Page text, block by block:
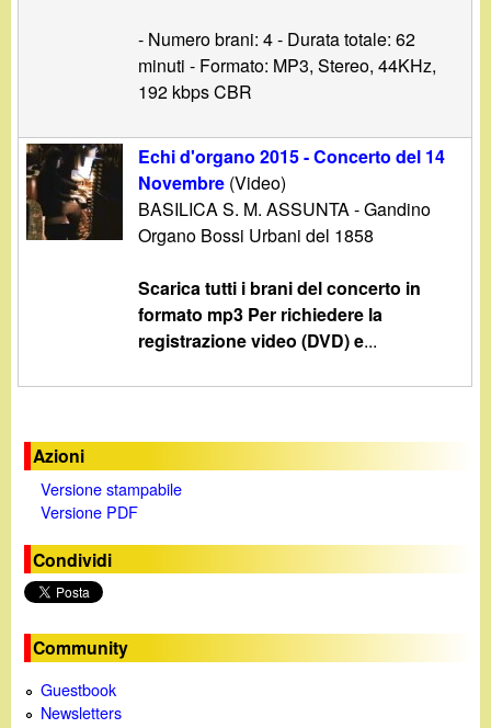
- Numero brani: 4 - Durata totale: 62
minuti - Formato: MP3, Stereo, 44KHz,
192 kbps CBR
Echi d'organo 2015 - Concerto del 14
Novembre (Video)
BASILICA S. M. ASSUNTA - Gandino
Organo Bossi Urbani del 1858
Scarica tutti i brani del concerto in
formato mp3 Per richiedere la
registrazione video (DVD) e...
Azioni
Versione stampabile
Versione PDF
Condividi
Community
Guestbook
Newsletters